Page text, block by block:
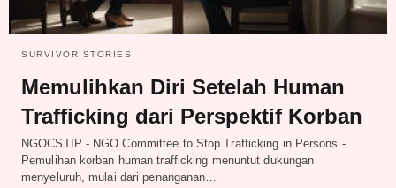
SURVIVOR STORIES
Memulihkan Diri Setelah Human
Trafficking dari Perspektif Korban
NGOCSTIP - NGO Committee to Stop Trafficking in Persons -
Pemulihan korban human trafficking menuntut dukungan
menyeluruh, mulai dari penanganan…